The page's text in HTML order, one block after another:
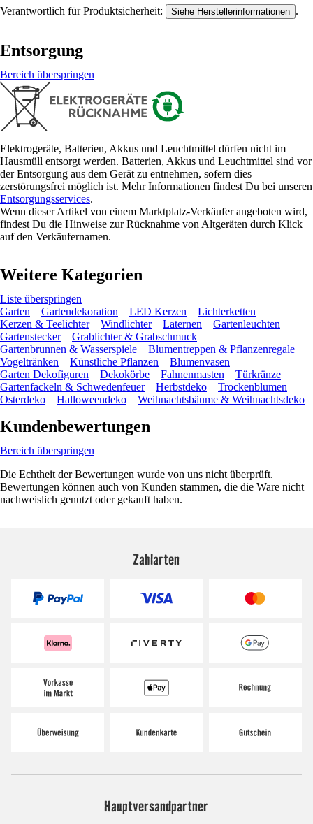
Verantwortlich für Produktsicherheit: Siehe Herstellerinformationen .
Entsorgung
Bereich überspringen
Elektrogeräte, Batterien, Akkus und Leuchtmittel dürfen nicht im
Hausmüll entsorgt werden. Batterien, Akkus und Leuchtmittel sind vor
der Entsorgung aus dem Gerät zu entnehmen, sofern dies
zerstörungsfrei möglich ist. Mehr Informationen findest Du bei unseren
Entsorgungsservices.
Wenn dieser Artikel von einem Marktplatz-Verkäufer angeboten wird,
findest Du die Hinweise zur Rücknahme von Altgeräten durch Klick
auf den Verkäufernamen.
Weitere Kategorien
Liste überspringen
Garten
Gartendekoration LED Kerzen
Lichterketten
Kerzen & Teelichter
Windlichter Laternen
Gartenleuchten
Gartenstecker
Grablichter & Grabschmuck
Gartenbrunnen & Wasserspiele
Blumentreppen & Pflanzenregale
Vogeltränken
Künstliche Pflanzen
Blumenvasen
Garten Dekofiguren
Dekokörbe Fahnenmasten
Türkränze
Gartenfackeln & Schwedenfeuer
Herbstdeko
Trockenblumen
Osterdeko
Halloweendeko Weihnachtsbäume & Weihnachtsdeko
Kundenbewertungen
Bereich überspringen
Die Echtheit der Bewertungen wurde von uns nicht überprüft.
Bewertungen können auch von Kunden stammen, die die Ware nicht
nachweislich genutzt oder gekauft haben.
Zahlarten
Hauptversandpartner